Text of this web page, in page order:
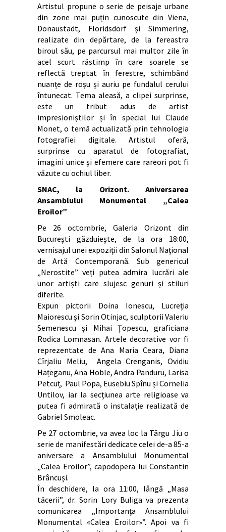
Artistul propune o serie de peisaje urbane
din zone mai puțin cunoscute din Viena,
Donaustadt, Floridsdorf și Simmering,
realizate din depărtare, de la fereastra
biroul său, pe parcursul mai multor zile în
acel scurt răstimp în care soarele se
reflectă treptat în ferestre, schimbând
nuanțe de roșu și auriu pe fundalul cerului
întunecat. Tema aleasă, a clipei surprinse,
este un tribut adus de artist
impresioniștilor și în special lui Claude
Monet, o temă actualizată prin tehnologia
fotografiei digitale. Artistul oferă,
surprinse cu aparatul de fotografiat,
imagini unice și efemere care rareori pot fi
văzute cu ochiul liber.
SNAC, la Orizont. Aniversarea
Ansamblului Monumental „Calea
Eroilor”
Pe 26 octombrie, Galeria Orizont din
București găzduiește, de la ora 18:00,
vernisajul unei expoziții din Salonul Național
de Artă Contemporană. Sub genericul
„Nerostite” veți putea admira lucrări ale
unor artiști care slujesc genuri și stiluri
diferite.
Expun pictorii Doina Ionescu, Lucreția
Maiorescu și Sorin Otinjac, sculptorii Valeriu
Semenescu și Mihai Țopescu, graficiana
Rodica Lomnasan. Artele decorative vor fi
reprezentate de Ana Maria Ceara, Diana
Cîrjaliu Meliu, Angela Crenganis, Ovidiu
Hațeganu, Ana Hoble, Andra Panduru, Larisa
Petcuț, Paul Popa, Eusebiu Spînu și Cornelia
Untilov, iar la secțiunea arte religioase va
putea fi admirată o instalație realizată de
Gabriel Smoleac.
Pe 27 octombrie, va avea loc la Târgu Jiu o
serie de manifestări dedicate celei de-a 85-a
aniversare a Ansamblului Monumental
„Calea Eroilor”, capodopera lui Constantin
Brâncuși.
În deschidere, la ora 11:00, lângă „Masa
tăcerii”, dr. Sorin Lory Buliga va prezenta
comunicarea „Importanța Ansamblului
Monumental «Calea Eroilor»”. Apoi va fi